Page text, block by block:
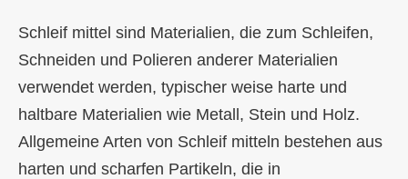
Schleif mittel sind Materialien, die zum Schleifen,
Schneiden und Polieren anderer Materialien
verwendet werden, typischer weise harte und
haltbare Materialien wie Metall, Stein und Holz.
Allgemeine Arten von Schleif mitteln bestehen aus
harten und scharfen Partikeln, die in